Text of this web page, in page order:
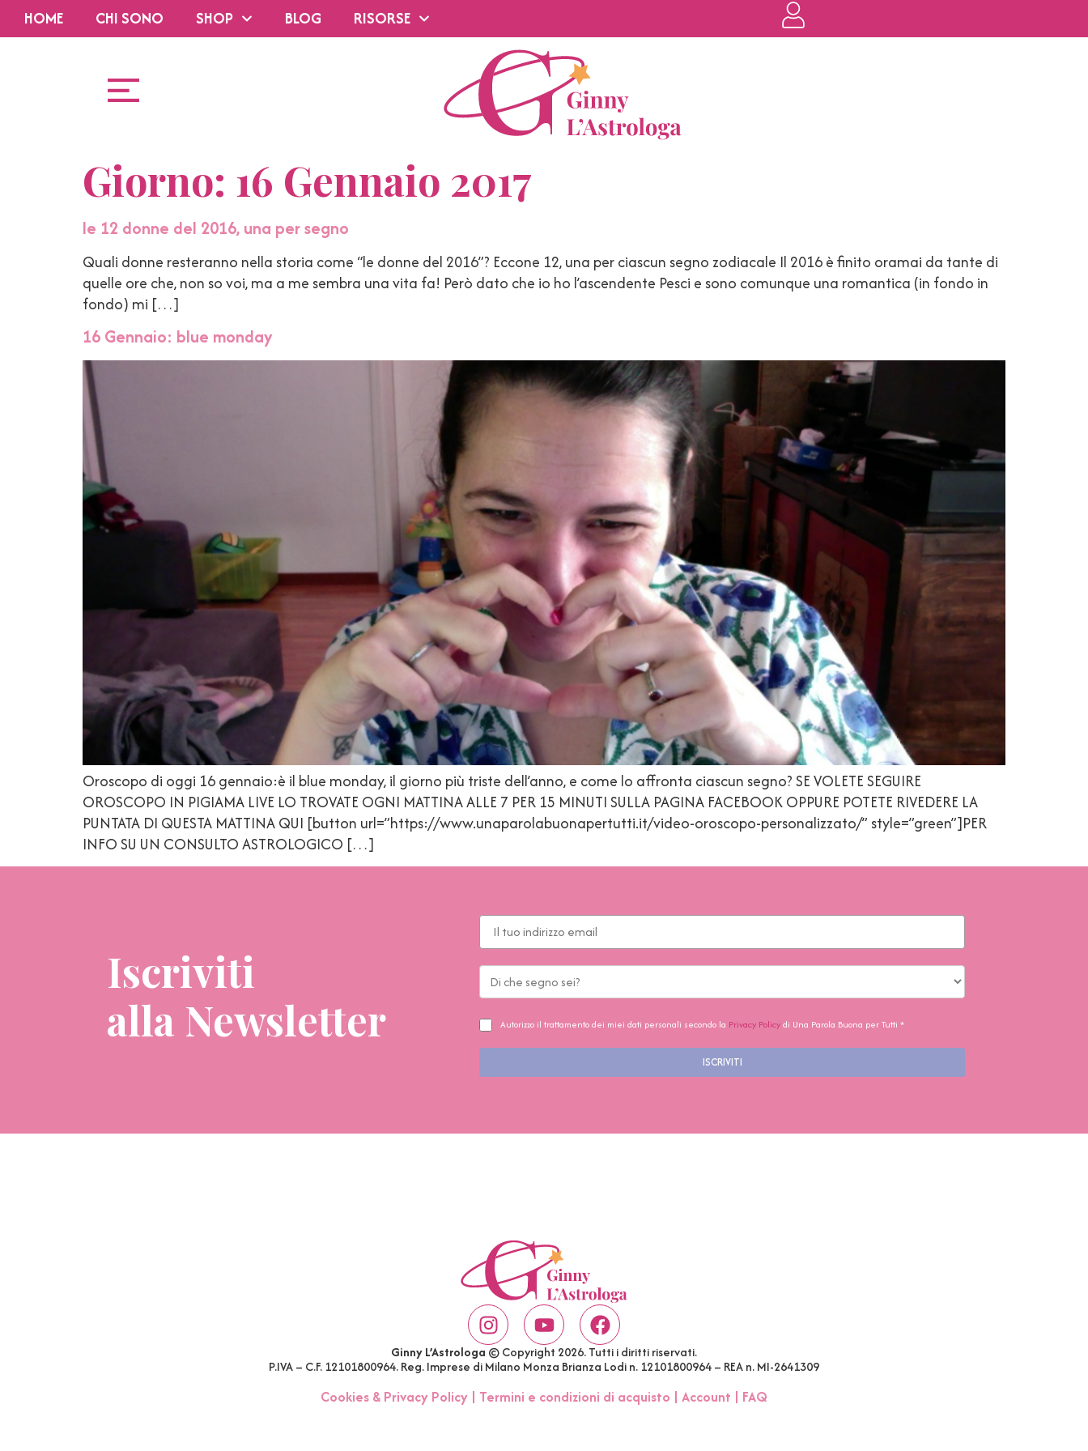
HOME CHI SONO SHOP BLOG RISORSE
Giorno: 16 Gennaio 2017
le 12 donne del 2016, una per segno
Quali donne resteranno nella storia come “le donne del 2016”? Eccone 12, una per ciascun segno zodiacale Il 2016 è finito oramai da tante di
quelle ore che, non so voi, ma a me sembra una vita fa! Però dato che io ho l’ascendente Pesci e sono comunque una romantica (in fondo in
fondo) mi […]
16 Gennaio: blue monday
Oroscopo di oggi 16 gennaio:è il blue monday, il giorno più triste dell’anno, e come lo affronta ciascun segno? SE VOLETE SEGUIRE
OROSCOPO IN PIGIAMA LIVE LO TROVATE OGNI MATTINA ALLE 7 PER 15 MINUTI SULLA PAGINA FACEBOOK OPPURE POTETE RIVEDERE LA
PUNTATA DI QUESTA MATTINA QUI [button url=”https://www.unaparolabuonapertutti.it/video-oroscopo-personalizzato/” style=”green”]PER
INFO SU UN CONSULTO ASTROLOGICO […]
Iscriviti
alla Newsletter
Autorizzo il trattamento dei miei dati personali secondo la Privacy Policydi Una Parola Buona per Tutti *
ISCRIVITI
Ginny L’Astrologa © Copyright 2026. Tutti i diritti riservati.
P.IVA – C.F. 12101800964. Reg. Imprese di Milano Monza Brianza Lodi n. 12101800964 – REA n. MI-2641309
Cookies & Privacy Policy | Termini e condizioni di acquisto | Account | FAQ